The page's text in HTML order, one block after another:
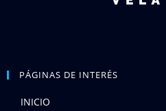
PÁGINAS DE INTERÉS
INICIO